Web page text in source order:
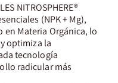
NITROSPHERE®
(NPK + Mg),
Materia Orgánica, lo
optimiza la
tecnología
radicular más